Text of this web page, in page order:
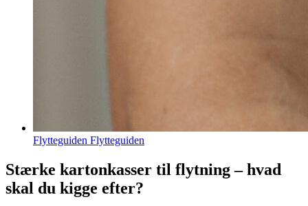
Flytteguiden Flytteguiden
Stærke kartonkasser til flytning – hvad
skal du kigge efter?